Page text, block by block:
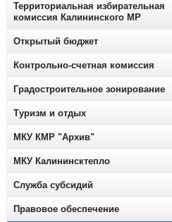
Территориальная избирательная
комиссия Калининского МР
Открытый бюджет
Контрольно-счетная комиссия
Градостроительное зонирование
Туризм и отдых
МКУ КМР "Архив"
МКУ Калининсктепло
Служба субсидий
Правовое обеспечение